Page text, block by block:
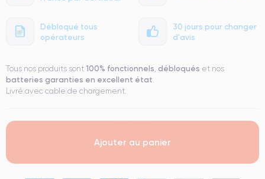
Débloqué tous
opérateurs
30 jours pour changer
d'avis
Tous nos produits sont 100% fonctionnels, débloqués et nos
batteries garanties en excellent état.
Livré avec cable de chargement.
Ajouter au panier